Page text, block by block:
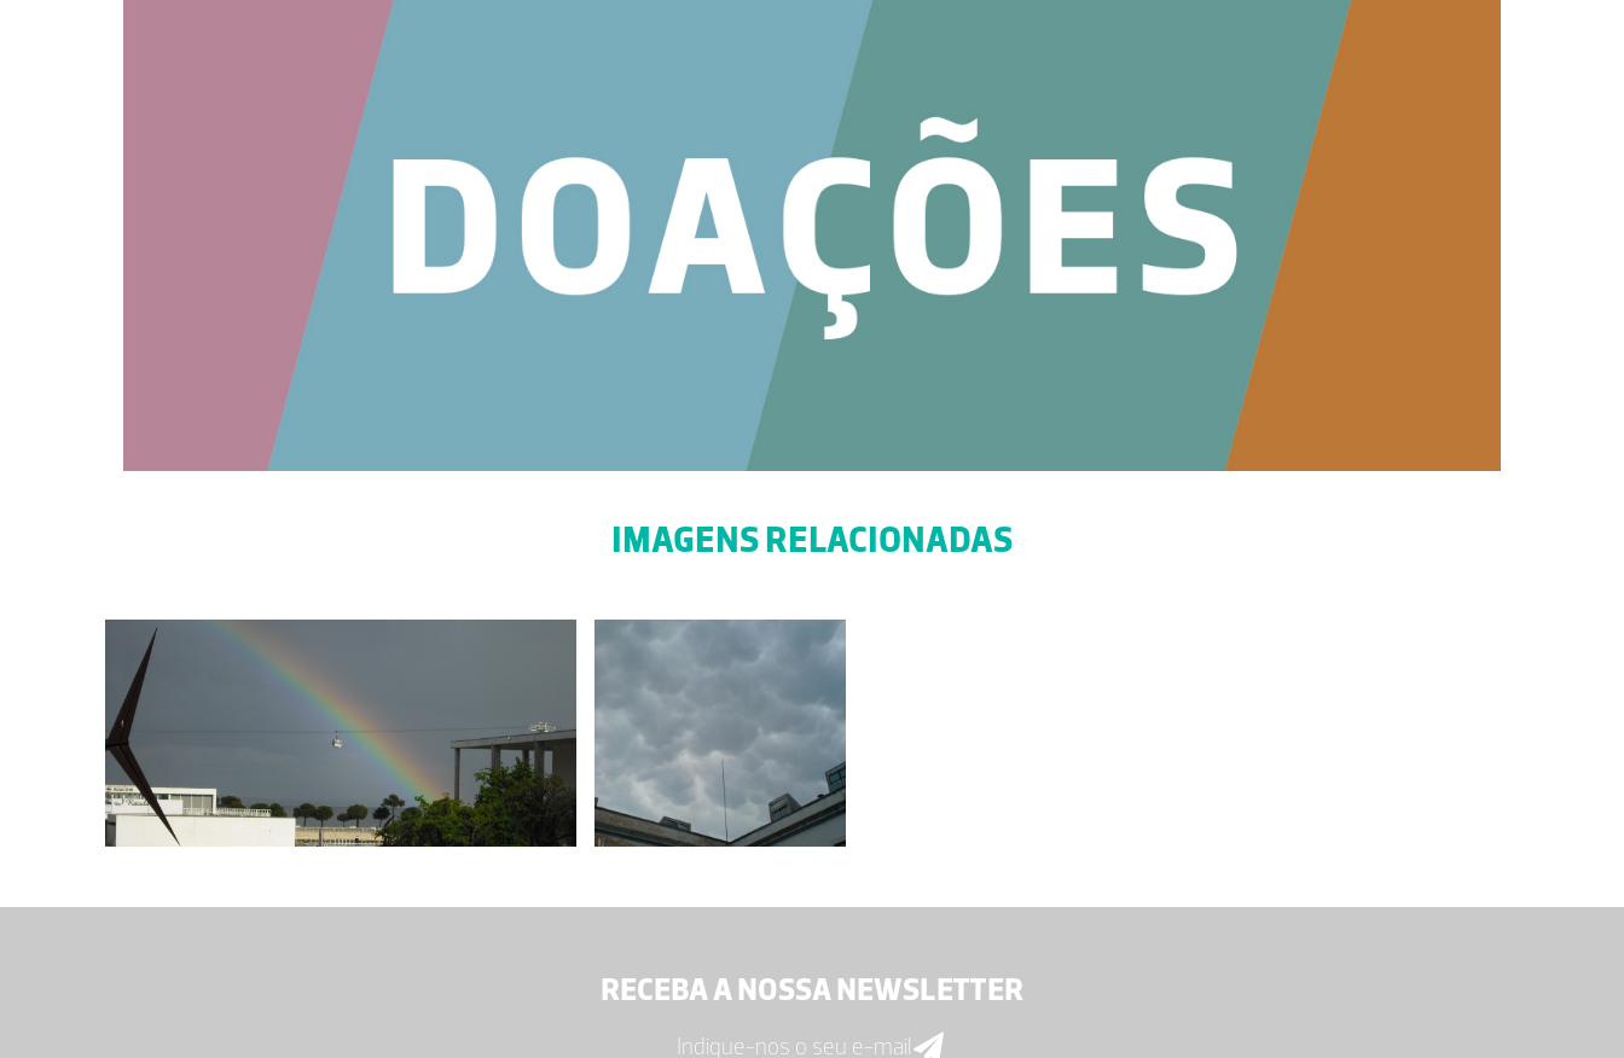
IMAGENS RELACIONADAS
RECEBA A NOSSA NEWSLETTER